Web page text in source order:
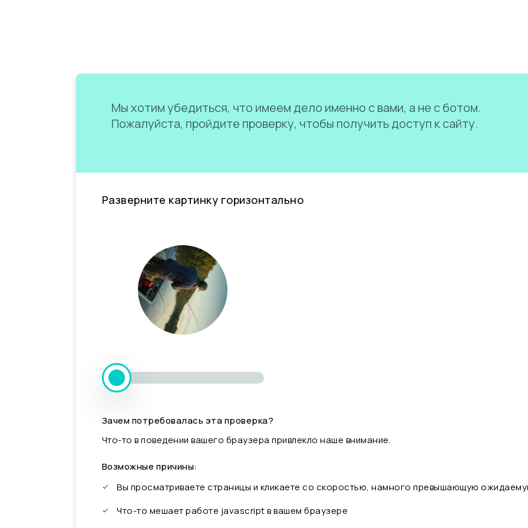
Мы хотим убедиться, что имеем дело именно с вами, а не с ботом.
Пожалуйста, пройдите проверку, чтобы получить доступ к сайту.
Разверните картинку горизонтально
Зачем потребовалась эта проверка?
Что-то в поведении вашего браузера привлекло наше внимание.
Возможные причины:
Вы просматриваете страницы и кликаете со скоростью, намного превышающую
Что-то мешает работе javascript в вашем браузере